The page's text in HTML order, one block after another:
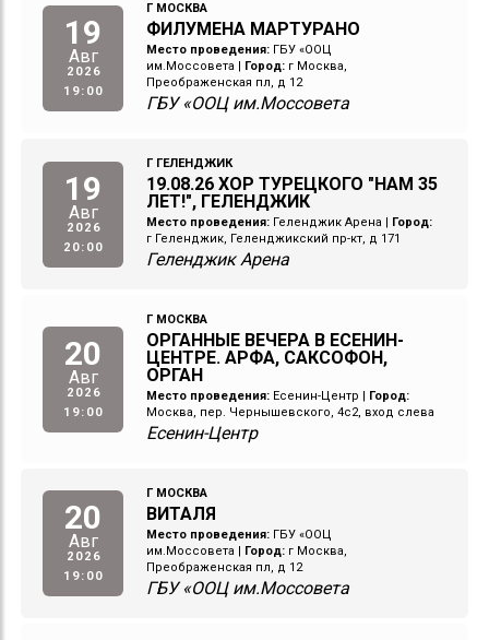
19
Авг
2026
19:00
Г МОСКВА
ФИЛУМЕНА МАРТУРАНО
Место проведения: ГБУ «ООЦ
им.Моссовета
Город: г Москва,
Преображенская пл, д 12
ГБУ «ООЦ им.Моссовета
19
Авг
2026
20:00
Г ГЕЛЕНДЖИК
19.08.26 ХОР ТУРЕЦКОГО "НАМ 35
ЛЕТ!", ГЕЛЕНДЖИК
Место проведения: Геленджик Арена
Город:
г Геленджик, Геленджикский пр-кт, д 171
Геленджик Арена
20
Авг
2026
19:00
Г МОСКВА
ОРГАННЫЕ ВЕЧЕРА В ЕСЕНИН-
ЦЕНТРЕ. АРФА, САКСОФОН,
ОРГАН
Место проведения: Есенин-Центр
Город:
Москва, пер. Чернышевского, 4с2, вход слева
Есенин-Центр
20
Авг
2026
19:00
Г МОСКВА
ВИТАЛЯ
Место проведения: ГБУ «ООЦ
им.Моссовета
Город: г Москва,
Преображенская пл, д 12
ГБУ «ООЦ им.Моссовета